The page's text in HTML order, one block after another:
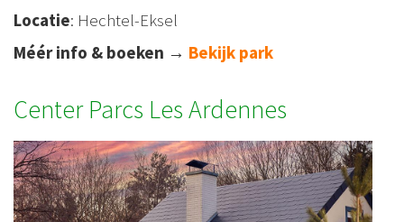
Locatie: Hechtel-Eksel
Méér info & boeken → Bekijk park
Center Parcs Les Ardennes